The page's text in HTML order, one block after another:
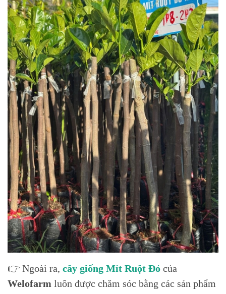
👉 Ngoài ra, cây giống Mít Ruột Đỏ của
Welofarm luôn được chăm sóc bằng các sản phẩm